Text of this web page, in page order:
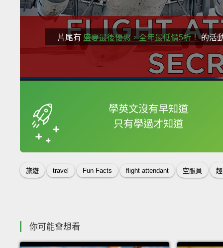
片尾有 盛夏最後優惠，全年最低價5折！的活
學英文沒有早知道
只有學過才知道
框選或點兩下字幕可
旅遊 travel Fun Facts flight attendant 空服員
你可能會想看